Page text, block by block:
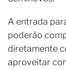
A entrada
poderão
diretamente
aproveitar